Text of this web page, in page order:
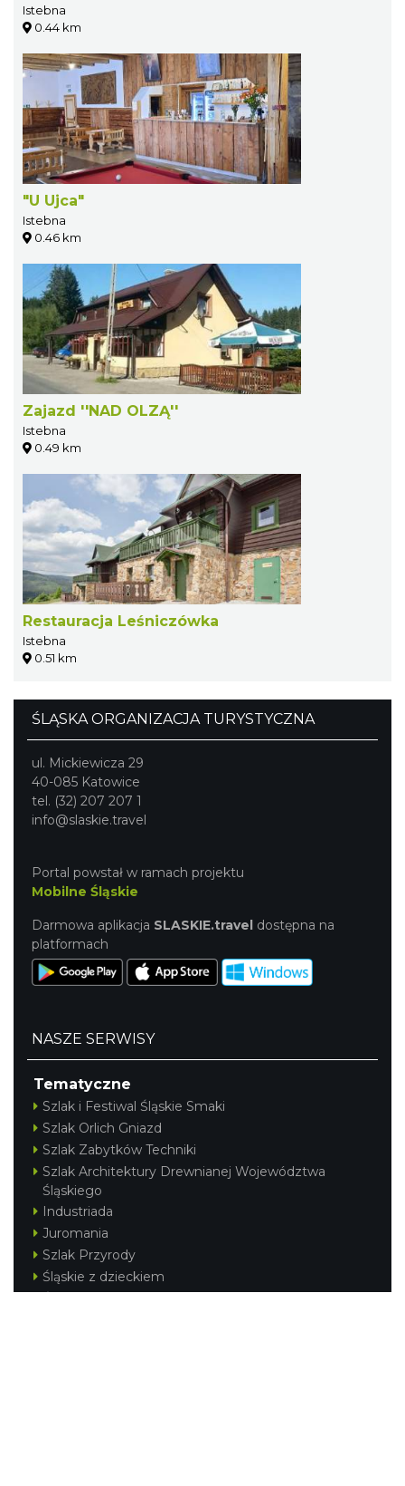
Istebna
0.44 km
"U Ujca"
Istebna
0.46 km
Zajazd ''NAD OLZĄ''
Istebna
0.49 km
Restauracja Leśniczówka
Istebna
0.51 km
ŚLĄSKA ORGANIZACJA TURYSTYCZNA
ul. Mickiewicza 29
40-085 Katowice
tel. (32) 207 207 1
info@slaskie.travel
Portal powstał w ramach projektu
Mobilne Śląskie
Darmowa aplikacja SLASKIE.travel dostępna na
platformach
NASZE SERWISY
Tematyczne
Szlak i Festiwal Śląskie Smaki
Szlak Orlich Gniazd
Szlak Zabytków Techniki
Szlak Architektury Drewnianej Województwa
Śląskiego
Industriada
Juromania
Szlak Przyrody
Śląskie z dzieckiem